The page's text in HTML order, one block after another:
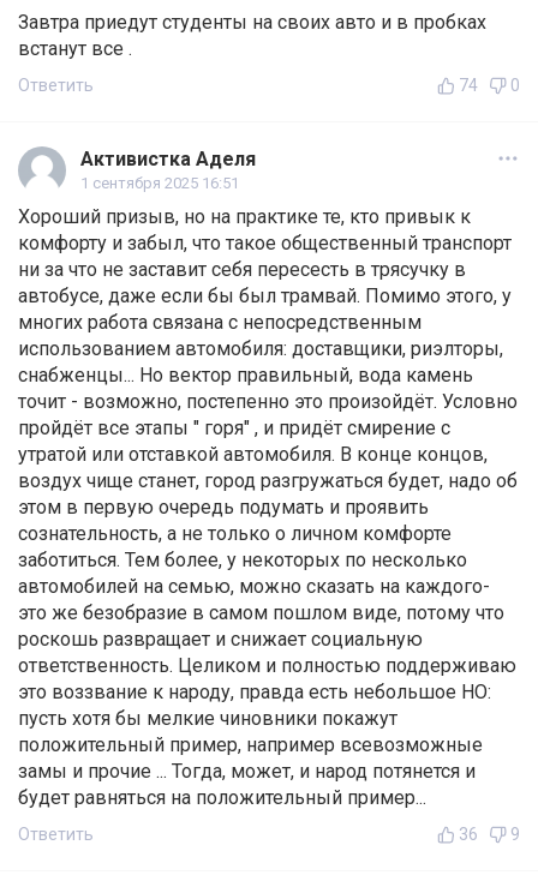
Завтра приедут студенты на своих авто и в пробках
встанут все .
Ответить 74 0
Активистка Аделя
1 сентября 2025 16:51
Хороший призыв, но на практике те, кто привык к
комфорту и забыл, что такое общественный транспорт
ни за что не заставит себя пересесть в трясучку в
автобусе, даже если бы был трамвай. Помимо этого, у
многих работа связана с непосредственным
использованием автомобиля: доставщики, риэлторы,
снабженцы... Но вектор правильный, вода камень
точит - возможно, постепенно это произойдёт. Условно
пройдёт все этапы " горя" , и придёт смирение с
утратой или отставкой автомобиля. В конце концов,
воздух чище станет, город разгружаться будет, надо об
этом в первую очередь подумать и проявить
сознательность, а не только о личном комфорте
заботиться. Тем более, у некоторых по несколько
автомобилей на семью, можно сказать на каждого-
это же безобразие в самом пошлом виде, потому что
роскошь развращает и снижает социальную
ответственность. Целиком и полностью поддерживаю
это воззвание к народу, правда есть небольшое НО:
пусть хотя бы мелкие чиновники покажут
положительный пример, например всевозможные
замы и прочие ... Тогда, может, и народ потянется и
будет равняться на положительный пример...
Ответить 36 9